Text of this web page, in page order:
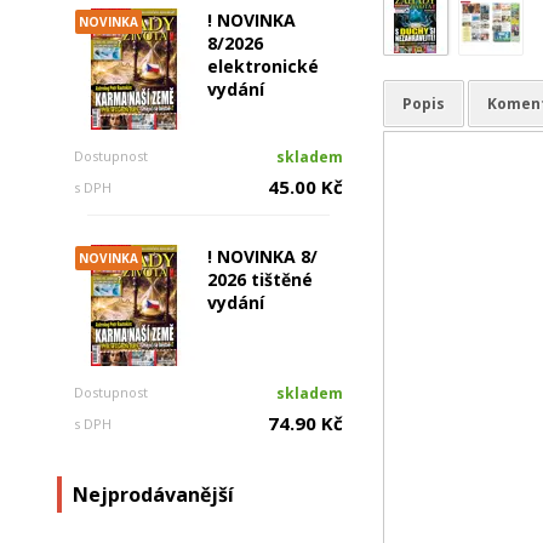
NOVINKA
! NOVINKA
8/2026
elektronické
vydání
Dostupnost skladem
s DPH 45.00 Kč
NOVINKA
! NOVINKA 8/
2026 tištěné
vydání
Dostupnost skladem
s DPH 74.90 Kč
Nejprodávanější
Popis